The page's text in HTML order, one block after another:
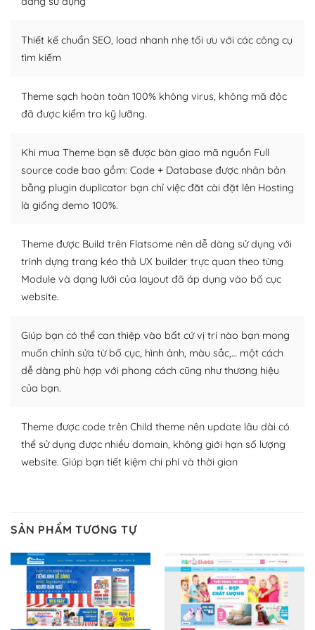
WordPress là nơi lưu trữ cho một diễn đàn cộng đồng
người cuồng tín WordPress.
Nếu bạn gặp khó khăn, bạn có thể lên mạng và tìm
lời, giải đáp vấn đề của bạn.
Cộng đồng sử dụng WordPress sẵn sàng hỗ trợ bạn
– Đa dạng plugin và themes
Plugin mở rộng là thành phần cài đặt thêm vào
WordPress để tăng thêm các tính năng cần thiết. Có
nhiều plugin trả phí hoặc miễn phí.
Nhờ lượng người dùng đông đảo, thư viện themes và
thích chọn lựa plugin và themes phù hợp cho mục đích
lập website của mình.
WordPress đa dạng plugin và themes
Với mọi Hosting bất kỳ thì WordPress đều có thể dễ
dàng thiết lập vì thực tế nó đã cung cấp khoảng 60%
trang web WordPress của bạn.
Dễ dàng lựa chọn Hosting cho website WordPress
– Bảo mật cực tốt
Vì WordPress hiện là nền tảng xây dựng trang web và
blog lớn nhất trên thế giới, quan trọng nhất là bảo vệ
Thiết kế chuẩn SEO, load nhanh nhẹ tối ưu với các công cụ
tìm kiếm
Theme sạch hoàn toàn 100% không virus, không mã độc
đã được kiểm tra kỹ lưỡng.
Khi mua Theme bạn sẽ được bàn giao mã nguồn Full
source code bao gồm: Code + Database được nhân bản
bằng plugin duplicator bạn chỉ việc đăt cài đặt lên Hosting
là giống demo 100%.
Theme được Build trên Flatsome nên dễ dàng sử dụng với
trình dựng trang kéo thả UX builder trực quan theo từng
Module và dạng lưới của layout đã áp dụng vào bố cục
website.
Giúp bạn có thể can thiệp vào bất cứ vị trí nào bạn mong
muốn chỉnh sửa từ bố cục, hình ảnh, màu sắc,… một cách
dễ dàng phù hợp với phong cách cũng như thương hiệu
của bạn.
Theme được code trên Child theme nên update lâu dài có
thể sử dụng được nhiều domain, không giới hạn số lượng
website. Giúp bạn tiết kiệm chi phí và thời gian
SẢN PHẨM TƯƠNG TỰ